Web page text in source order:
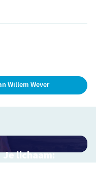
Willem Wever
Je lichaam:
organen